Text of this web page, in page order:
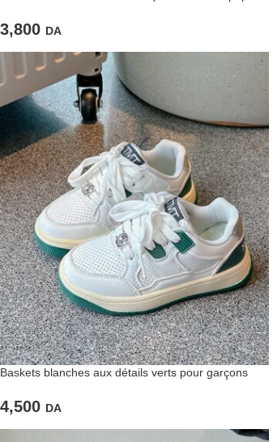
3,800 DA
Baskets blanches aux détails verts pour garçons
4,500 DA